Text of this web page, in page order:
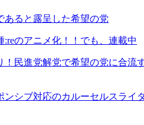
ると露呈した希望の党
:reのアニメ化！！でも、連載中
！民進党解党で希望の党に合流
ンシブ対応のカルーセルスライ